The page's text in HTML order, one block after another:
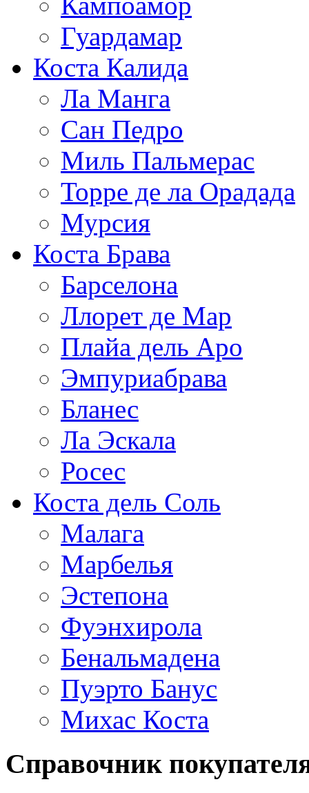
Гуардамар
Коста Калида
Ла Манга
Сан Педро
Миль Пальмерас
Торре де ла Орадада
Мурсия
Коста Брава
Барселона
Ллорет де Мар
Плайа дель Аро
Эмпуриабрава
Бланес
Ла Эскала
Росес
Коста дель Соль
Малага
Марбелья
Эстепона
Фуэнхирола
Бенальмадена
Пуэрто Банус
Михас Коста
Справочник